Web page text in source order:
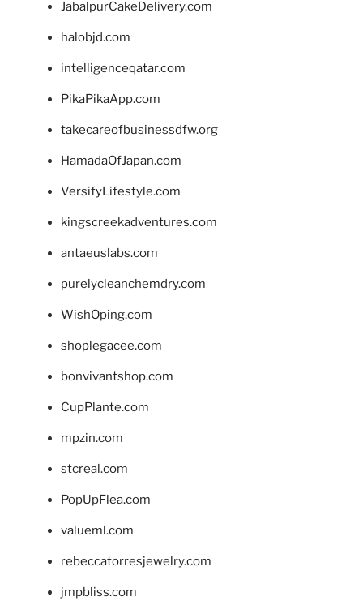
JabalpurCakeDelivery.com
halobjd.com
intelligenceqatar.com
PikaPikaApp.com
takecareofbusinessdfw.org
HamadaOfJapan.com
VersifyLifestyle.com
kingscreekadventures.com
antaeuslabs.com
purelycleanchemdry.com
WishOping.com
shoplegacee.com
bonvivantshop.com
CupPlante.com
mpzin.com
stcreal.com
PopUpFlea.com
valueml.com
rebeccatorresjewelry.com
jmpbliss.com